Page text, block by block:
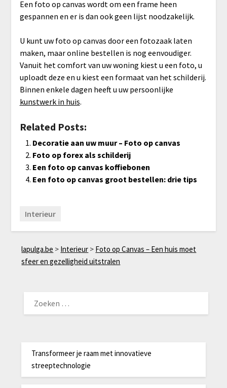
Een foto op canvas wordt om een frame heen
gespannen en er is dan ook geen lijst noodzakelijk.
U kunt uw foto op canvas door een fotozaak laten
maken, maar online bestellen is nog eenvoudiger.
Vanuit het comfort van uw woning kiest u een foto, u
uploadt deze en u kiest een formaat van het schilderij.
Binnen enkele dagen heeft u uw persoonlijke
kunstwerk in huis.
Related Posts:
Decoratie aan uw muur – Foto op canvas
Foto op forex als schilderij
Een foto op canvas koffiebonen
Een foto op canvas groot bestellen: drie tips
Interieur
lapulga.be > Interieur > Foto op Canvas – Een huis moet
sfeer en gezelligheid uitstralen
NAAR:
Transformeer je raam met innovatieve
streeptechnologie